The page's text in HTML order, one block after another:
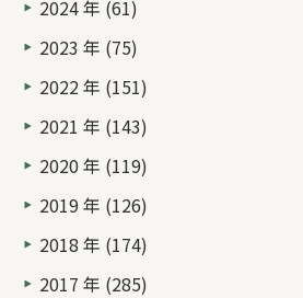
2024 年 (61)
2023 年 (75)
2022 年 (151)
2021 年 (143)
2020 年 (119)
2019 年 (126)
2018 年 (174)
2017 年 (285)